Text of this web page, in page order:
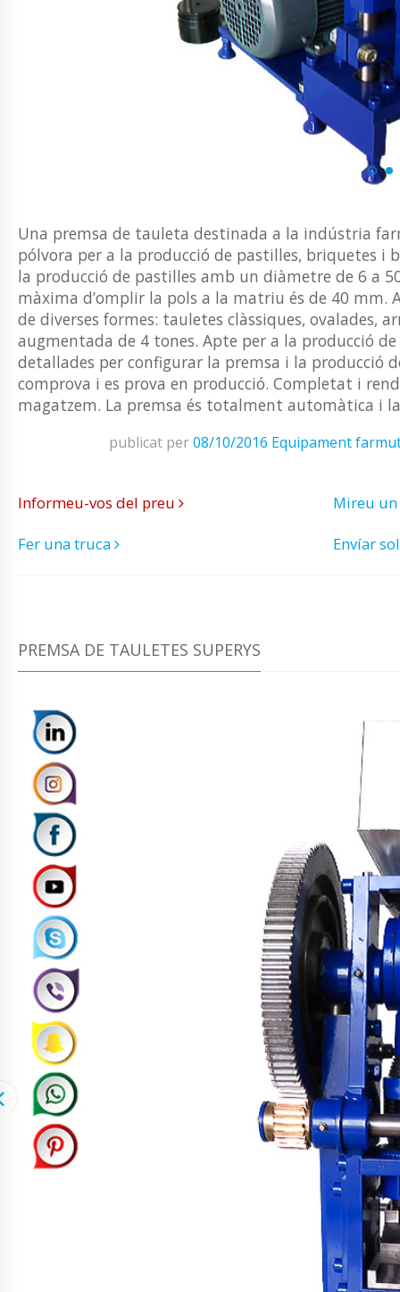
Una premsa de tauleta destinada a la indústria
pólvora per a la producció de pastilles, briquetes
la producció de pastilles amb un diàmetre de 6 a
màxima d’omplir la pols a la matriu és de 40
de diverses formes: tauletes clàssiques, ovalades,
augmentada de 4 tones. Apte per a la producció
detallades per configurar la premsa i la producció
comprova i es prova en producció. Completat i
magatzem. La premsa és totalment automàtica i
publicat per08/10/2016 Equipament
Informeu-vos del preu
Mireu
Fer una truca
Envíar
PREMSA DE TAULETES SUPERYS